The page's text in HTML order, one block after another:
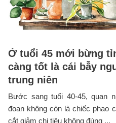
Ở tuổi 45 mới bừng
càng tốt là cái bẫy
trung niên
Bước sang tuổi 40-45, quan
đoan không còn là chiếc phao
cắt giảm chi tiêu không đúng ...